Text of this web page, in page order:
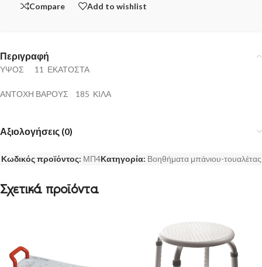
Compare Add to wishlist
Περιγραφή
ΥΨΟΣ 11 ΕΚΑΤΟΣΤΑ
ΑΝΤΟΧΗ ΒΑΡΟΥΣ 185 ΚΙΛΑ
Αξιολογήσεις (0)
Κωδικός προϊόντος: ΜΠ4Κατηγορία: Βοηθήματα μπάνιου-τουαλέτας
Σχετικά προϊόντα